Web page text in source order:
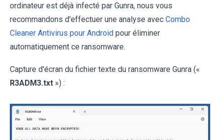
ordinateur est déjà infecté par Gunra, nous vous
recommandons d'effectuer une analyse avec Combo
Cleaner Antivirus pour Android pour éliminer
automatiquement ce ransomware.
Capture d'écran du fichier texte du ransomware Gunra («
R3ADM3.txt ») :